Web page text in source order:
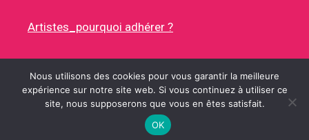
Artistes_pourquoi adhérer ?
© 2026 RUES DES ARTISTES• CONSTRUIT AVEC
GENERATEPRESS
Nous utilisons des cookies pour vous garantir la meilleure
expérience sur notre site web. Si vous continuez à utiliser ce
site, nous supposerons que vous en êtes satisfait.
OK